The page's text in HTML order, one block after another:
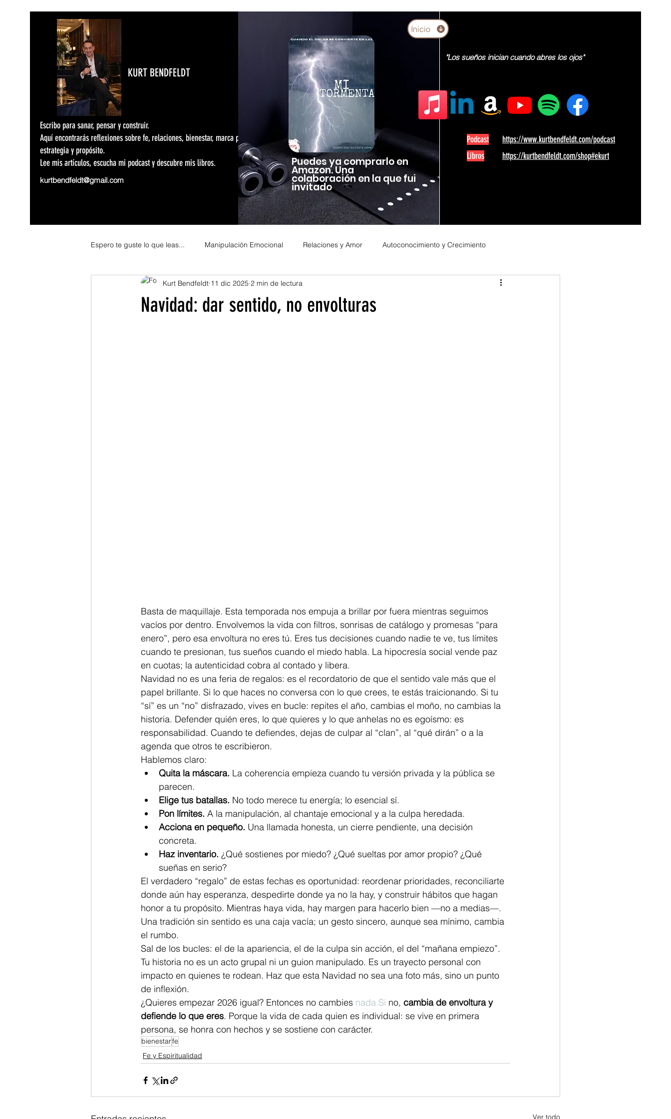
KURT BENDFELDT
Escribo para sanar, pensar y construir.
Aquí encontrarás reflexiones sobre fe, relaciones, bienestar, marca personal,
estrategia y propósito.
Lee mis artículos, escucha mi podcast y descubre mis libros.
kurtbendfeldt@gmail.com
Puedes ya comprarlo en
Amazon. Una
colaboración en la que fui
invitado
Inicio
"Los sueños inician cuando abres los ojos"
Podcast
Libros
https://www.kurtbendfeldt.com/podcast
https://kurtbendfeldt.com/shop#ekurt
Espero te guste lo que leas... Manipulación Emocional Relaciones y Amor Autoconocimiento y Crecimiento
Fe y Espiritualidad Reflexiones Personales
Navidad: dar sentido, no envolturas
Kurt Bendfeldt 11 dic 2025 2 min de lectura
Basta de maquillaje. Esta temporada nos empuja a brillar por fuera mientras seguimos
vacíos por dentro. Envolvemos la vida con filtros, sonrisas de catálogo y promesas “para
enero”, pero esa envoltura no eres tú. Eres tus decisiones cuando nadie te ve, tus límites
cuando te presionan, tus sueños cuando el miedo habla. La hipocresía social vende paz
en cuotas; la autenticidad cobra al contado y libera.
Navidad no es una feria de regalos: es el recordatorio de que el sentido vale más que el
papel brillante. Si lo que haces no conversa con lo que crees, te estás traicionando. Si tu
“sí” es un “no” disfrazado, vives en bucle: repites el año, cambias el moño, no cambias la
historia. Defender quién eres, lo que quieres y lo que anhelas no es egoísmo: es
responsabilidad. Cuando te defiendes, dejas de culpar al “clan”, al “qué dirán” o a la
agenda que otros te escribieron.
Hablemos claro:
Quita la máscara. La coherencia empieza cuando tu versión privada y la pública se
parecen.
Elige tus batallas. No todo merece tu energía; lo esencial sí.
Pon límites. A la manipulación, al chantaje emocional y a la culpa heredada.
Acciona en pequeño. Una llamada honesta, un cierre pendiente, una decisión
concreta.
Haz inventario. ¿Qué sostienes por miedo? ¿Qué sueltas por amor propio? ¿Qué
sueñas en serio?
El verdadero “regalo” de estas fechas es oportunidad: reordenar prioridades, reconciliarte
donde aún hay esperanza, despedirte donde ya no la hay, y construir hábitos que hagan
honor a tu propósito. Mientras haya vida, hay margen para hacerlo bien —no a medias—.
Una tradición sin sentido es una caja vacía; un gesto sincero, aunque sea mínimo, cambia
el rumbo.
Sal de los bucles: el de la apariencia, el de la culpa sin acción, el del “mañana empiezo”.
Tu historia no es un acto grupal ni un guion manipulado. Es un trayecto personal con
impacto en quienes te rodean. Haz que esta Navidad no sea una foto más, sino un punto
de inflexión.
¿Quieres empezar 2026 igual? Entonces no cambies nada.Si no, cambia de envoltura y
defiende lo que eres. Porque la vida de cada quien es individual: se vive en primera
persona, se honra con hechos y se sostiene con carácter.
bienestarfe
Fe y Espiritualidad